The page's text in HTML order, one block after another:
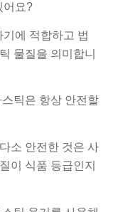
어요?
에 적합하고 법
물질을 의미합니
틱은 항상 안전할
소 안전한 것은 사
이 식품 등급인지